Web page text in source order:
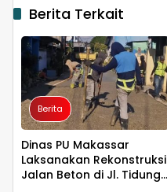
Berita Terkait
Berita
Dinas PU Makassar
Laksanakan Rekonstruksi
Jalan Beton di Jl. Tidung
Berita